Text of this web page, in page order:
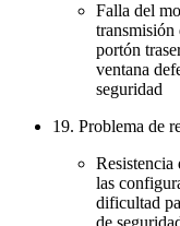
Falla del
transmisión
portón
ventana
seguridad
19. Problema de
Resistencia
las
dificultad